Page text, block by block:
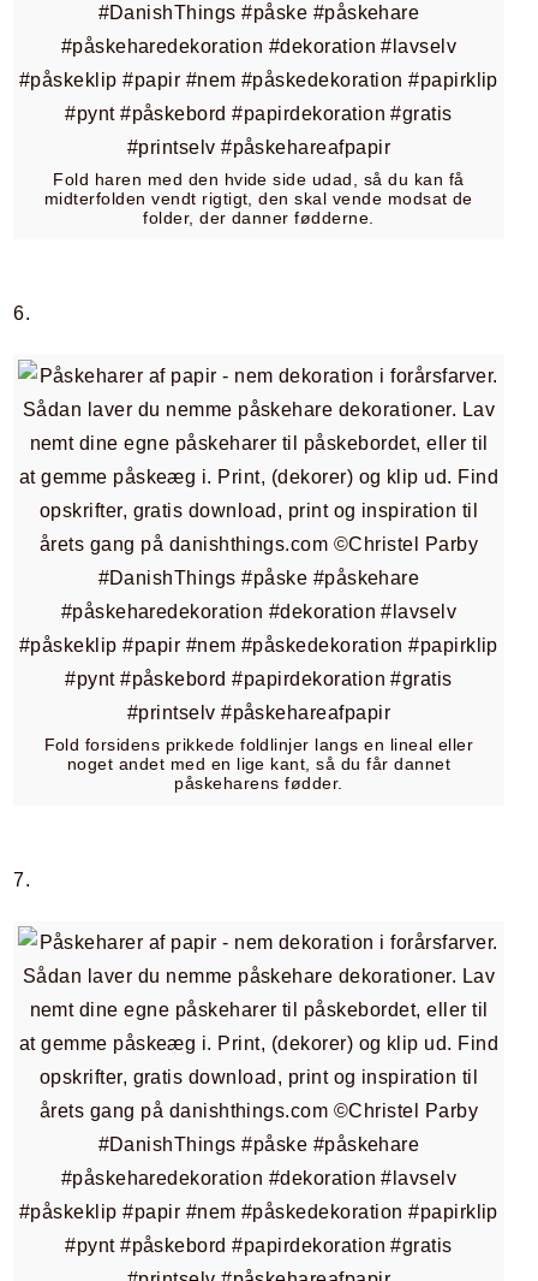
Fold haren med den hvide side udad, så du kan få
midterfolden vendt rigtigt, den skal vende modsat de
folder, der danner fødderne.
6.
Fold forsidens prikkede foldlinjer langs en lineal eller
noget andet med en lige kant, så du får dannet
påskeharens fødder.
7.